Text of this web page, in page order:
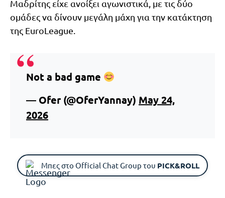
Μαδρίτης είχε ανοίξει αγωνιστικά, με τις δύο
ομάδες να δίνουν μεγάλη μάχη για την κατάκτηση
της EuroLeague.
Not a bad game
— Ofer (@OferYannay) May 24,
2026
Μπες στο Official Chat Group του PICK&ROLL